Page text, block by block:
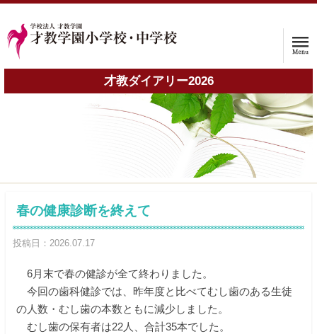
ホーム
インタビュー
保護者の声
才教ダイアリー2026
春の健康診断を終えて
投稿日：2026.07.17
6月末で春の健診が全て終わりました。
今回の歯科健診では、昨年度と比べてむし歯のある生徒
の人数・むし歯の本数ともに減少しました。
むし歯の保有者は22人、合計35本でした。